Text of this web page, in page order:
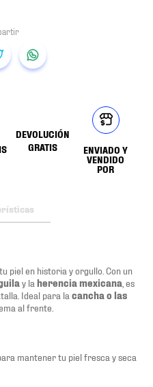
DEVOLUCIÓN
GRATIS
ENVIADO Y
VENDIDO
POR
piel en historia y orgullo. Con un
y la herencia mexicana , es
Ideal para la cancha o las
al frente.
mantener tu piel fresca y seca